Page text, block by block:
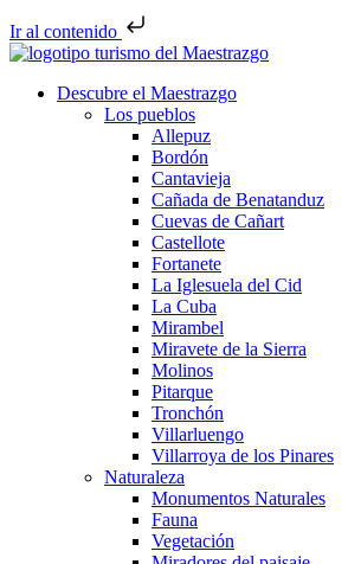
Ir al contenido
Descubre el Maestrazgo
Los pueblos
Allepuz
Bordón
Cantavieja
Cañada de Benatanduz
Cuevas de Cañart
Castellote
Fortanete
La Iglesuela del Cid
La Cuba
Mirambel
Miravete de la Sierra
Molinos
Pitarque
Tronchón
Villarluengo
Villarroya de los Pinares
Naturaleza
Monumentos Naturales
Fauna
Vegetación